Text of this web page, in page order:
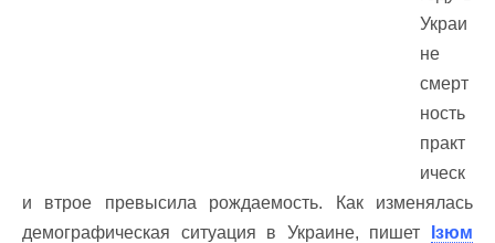
Украи
не
смерт
ность
практ
ическ
и втрое превысила рождаемость. Как изменялась
демографическая ситуация в Украине, пишет
Ізюм